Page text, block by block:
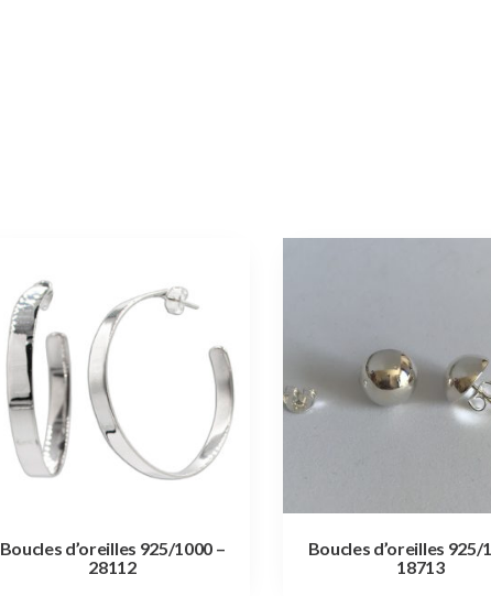
Boucles d’oreilles 925/1000 –
28112
Boucles d’oreilles 925/
18713